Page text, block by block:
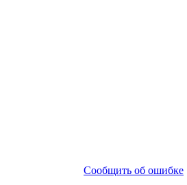
Сообщить об ошибке